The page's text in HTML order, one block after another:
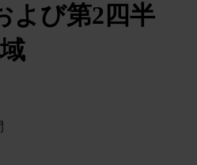
よび第2四半